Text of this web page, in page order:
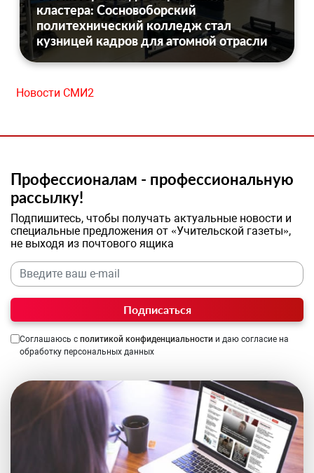
кластера: Сосновоборский
политехнический колледж стал
кузницей кадров для атомной отрасли
Новости СМИ2
Профессионалам - профессиональную
рассылку!
Подпишитесь, чтобы получать актуальные новости и
специальные предложения от «Учительской газеты»,
не выходя из почтового ящика
Подписаться
Соглашаюсь с политикой конфиденциальности и даю согласие на
обработку персональных данных